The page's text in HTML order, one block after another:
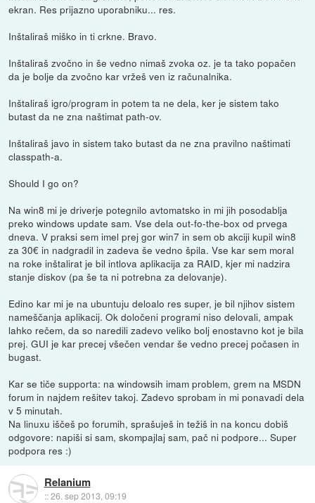
ekran. Res prijazno uporabniku... res.
Inštaliraš miško in ti crkne. Bravo.
Inštaliraš zvočno in še vedno nimaš zvoka oz. je ta tako popačen
da je bolje da zvočno kar vržeš ven iz računalnika.
Inštaliraš igro/program in potem ta ne dela, ker je sistem tako
butast da ne zna naštimat path-ov.
Inštaliraš javo in sistem tako butast da ne zna pravilno naštimati
classpath-a.
Should I go on?
Na win8 mi je driverje potegnilo avtomatsko in mi jih posodablja
preko windows update sam. Vse dela out-fo-the-box od prvega
dneva. V praksi sem imel prej gor win7 in sem ob akciji kupil win8
za 30€ in nadgradil in zadeva še vedno špila. Vse kar sem moral
na roke inštalirat je bil intlova aplikacija za RAID, kjer mi nadzira
stanje diskov (pa še ta ni potrebna za delovanje).
Edino kar mi je na ubuntuju deloalo res super, je bil njihov sistem
nameščanja aplikacij. Ok določeni programi niso delovali, ampak
lahko rečem, da so naredili zadevo veliko bolj enostavno kot je bila
prej. GUI je kar precej všečen vendar še vedno precej počasen in
bugast.
Kar se tiče supporta: na windowsih imam problem, grem na MSDN
forum in najdem rešitev takoj. Zadevo sprobam in mi ponavadi dela
v 5 minutah.
Na linuxu iščeš po forumih, sprašuješ in težiš in na koncu dobiš
odgovore: napiši si sam, skompajlaj sam, pač ni podpore... Super
podpora res :)
Relanium
::26. sep 2013, 09:19